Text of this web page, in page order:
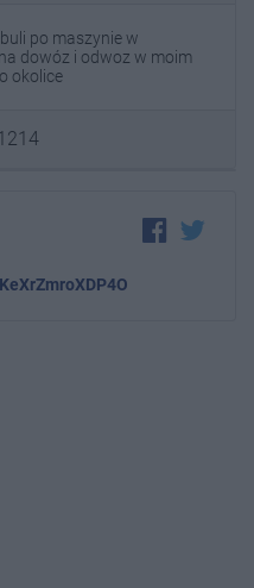
po maszynie w
dowóz i odwoz w moim
okolice